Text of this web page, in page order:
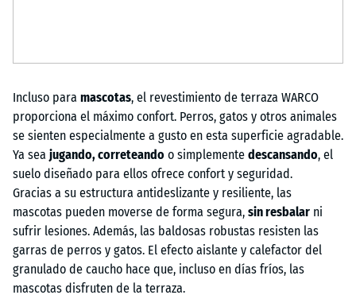
Incluso para mascotas, el revestimiento de terraza WARCO
proporciona el máximo confort. Perros, gatos y otros animales
se sienten especialmente a gusto en esta superficie agradable.
Ya sea jugando, correteando o simplemente descansando, el
suelo diseñado para ellos ofrece confort y seguridad.
Gracias a su estructura antideslizante y resiliente, las
mascotas pueden moverse de forma segura, sin resbalar ni
sufrir lesiones. Además, las baldosas robustas resisten las
garras de perros y gatos. El efecto aislante y calefactor del
granulado de caucho hace que, incluso en días fríos, las
mascotas disfruten de la terraza.